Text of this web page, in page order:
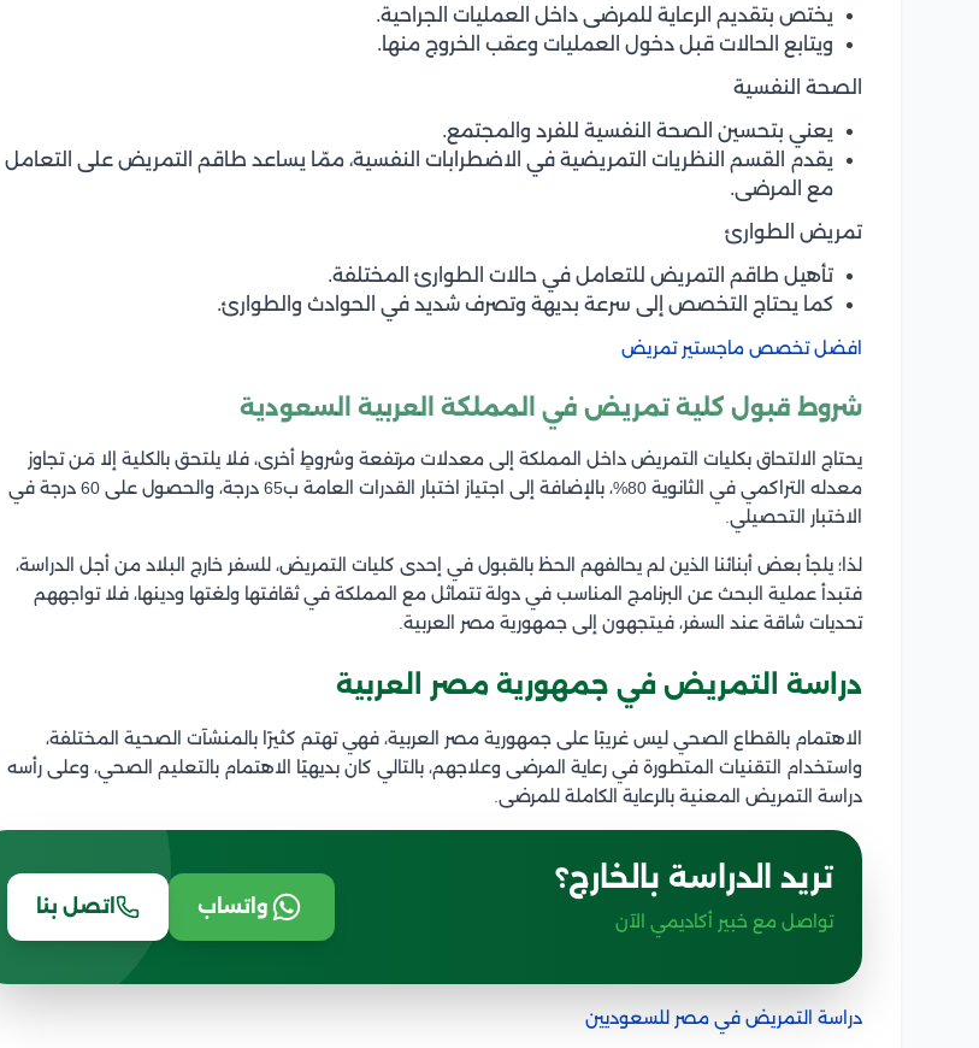
يختص بتقديم الرعاية للمرضى داخل العمليات الجراحية.
ويتابع الحالات قبل دخول العمليات وعقب الخروج منها.
الصحة النفسية
يعني بتحسين الصحة النفسية للفرد والمجتمع.
يقدم القسم النظريات التمريضية في الاضطرابات النفسية، ممّا يساعد طاقم التمريض على التعامل
مع المرضى.
تمريض الطوارئ
تأهيل طاقم التمريض للتعامل في حالات الطوارئ المختلفة.
كما يحتاج التخصص إلى سرعة بديهة وتصرف شديد في الحوادث والطوارئ.
افضل تخصص ماجستير تمريض
شروط قبول كلية تمريض في المملكة العربية السعودية
يحتاج الالتحاق بكليات التمريض داخل المملكة إلى معدلات مرتفعة وشروطٍ أخرى، فلا يلتحق بالكلية إلا مَن تجاوز
معدله التراكمي في الثانوية 80%، بالإضافة إلى اجتياز اختبار القدرات العامة ب65 درجة، والحصول على 60 درجة في
الاختبار التحصيلي.
لذا؛ يلجأ بعض أبنائنا الذين لم يحالفهم الحظ بالقبول في إحدى كليات التمريض، للسفر خارج البلاد من أجل الدراسة،
فتبدأ عملية البحث عن البرنامج المناسب في دولة تتماثل مع المملكة في ثقافتها ولغتها ودينها، فلا تواجههم
تحديات شاقة عند السفر، فيتجهون إلى جمهورية مصر العربية.
دراسة التمريض في جمهورية مصر العربية
الاهتمام بالقطاع الصحي ليس غريبًا على جمهورية مصر العربية، فهي تهتم كثيرًا بالمنشآت الصحية المختلفة،
واستخدام التقنيات المتطورة في رعاية المرضى وعلاجهم، بالتالي كان بديهيًا الاهتمام بالتعليم الصحي، وعلى رأسه
دراسة التمريض المعنية بالرعاية الكاملة للمرضى.
تريد الدراسة بالخارج؟
تواصل مع خبير أكاديمي الآن
واتساب اتصل بنا
دراسة التمريض في مصر للسعوديين